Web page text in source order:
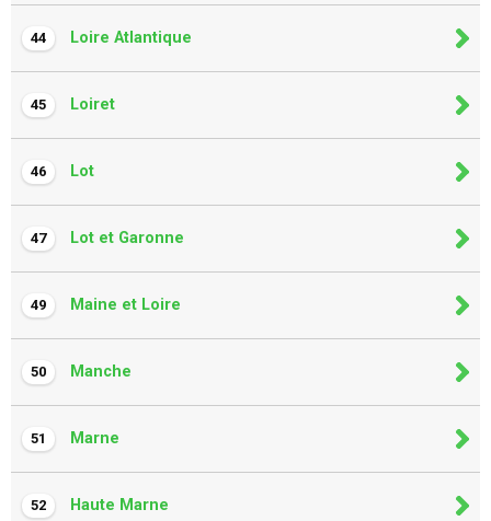
44 Loire Atlantique
45 Loiret
46 Lot
47 Lot et Garonne
49 Maine et Loire
50 Manche
51 Marne
52 Haute Marne